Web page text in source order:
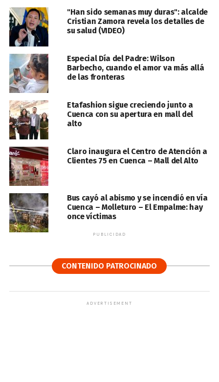
"Han sido semanas muy duras": alcalde
Cristian Zamora revela los detalles de
su salud (VIDEO)
Especial Día del Padre: Wilson
Barbecho, cuando el amor va más allá
de las fronteras
Etafashion sigue creciendo junto a
Cuenca con su apertura en mall del
alto
Claro inaugura el Centro de Atención a
Clientes 75 en Cuenca – Mall del Alto
Bus cayó al abismo y se incendió en vía
Cuenca – Molleturo – El Empalme: hay
once víctimas
PUBLICIDAD
CONTENIDO PATROCINADO
ADVERTISEMENT